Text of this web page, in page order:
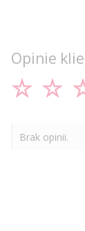
Opinie
Brak opinii.